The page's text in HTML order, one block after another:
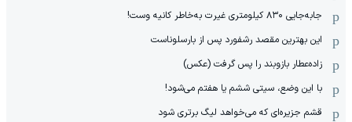
جابه‌جایی ۸۳۰ کیلومتری غیرت به‌خاطر کانیه وست!
این بهترین مقصد رشفورد پس از بارسلوناست
زاده‌عطار بازوبند را پس گرفت (عکس)
با این وضع، سیتی ششم یا هفتم می‌شود!
قشم جزیره‌ای که می‌خواهد لیگ برتری شود